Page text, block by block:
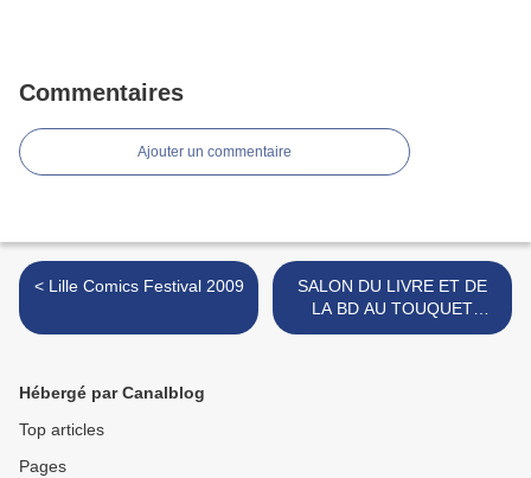
Commentaires
Ajouter un commentaire
< Lille Comics Festival 2009
SALON DU LIVRE ET DE
LA BD AU TOUQUET
/2009/ france >
Hébergé par Canalblog
Top articles
Pages